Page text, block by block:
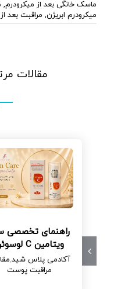
ماسک خانگی بعد از میکرودرم,
میکرودرم ابریژن, مراقبت بعد
مقالات
راهنمای تخصصی
ویتامین C لوسوئن
آکادمی پلاس شید,
مراقبت پوست